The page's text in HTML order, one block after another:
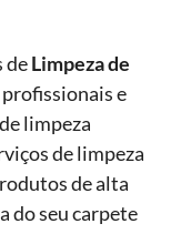
deLimpeza de
e
limpeza
de limpeza
de alta
do seu carpete